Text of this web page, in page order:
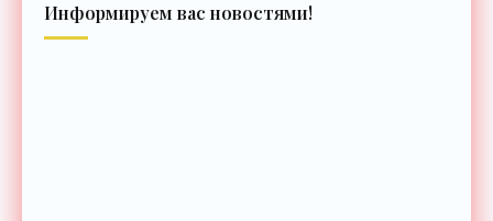
Информируем вас новостями!